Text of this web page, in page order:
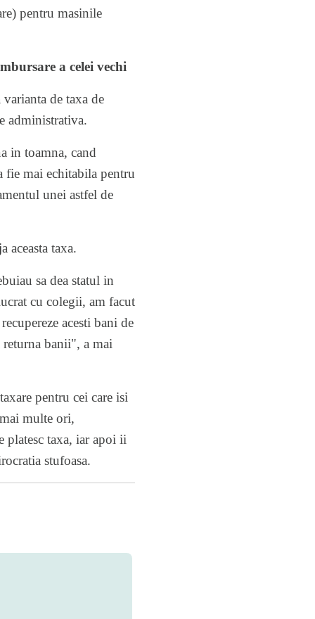
pentru masinile
a celei vechi
de taxa de
administrativa.
in toamna, cand
fie mai echitabila pentru
unei astfel de
aceasta taxa.
sa dea statul in
cu colegii, am facut
acesti bani de
returna banii", a mai
pentru cei care isi
multe ori,
platesc taxa, iar apoi ii
stufoasa.